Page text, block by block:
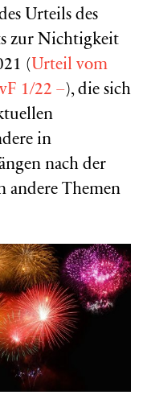
Urteils des
zur Nichtigkeit
(Urteil vom
1/22 –), die sich
in
nach der
andere Themen